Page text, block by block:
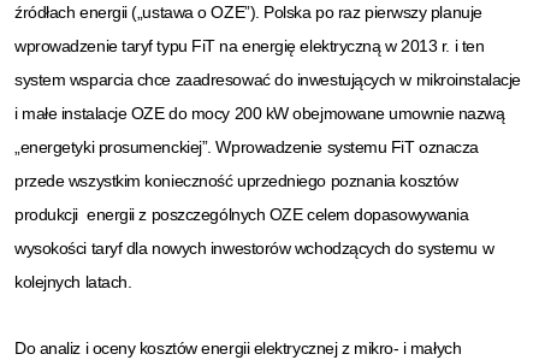
źródłach energii („ustawa o OZE”). Polska po raz pierwszy planuje
wprowadzenie taryf typu FiT na energię elektryczną w 2013 r. i ten
system wsparcia chce zaadresować do inwestujących w mikroinstalacje
i małe instalacje OZE do mocy 200 kW obejmowane umownie nazwą
„energetyki prosumenckiej”. Wprowadzenie systemu FiT oznacza
przede wszystkim konieczność uprzedniego poznania kosztów
produkcji energii z poszczególnych OZE celem dopasowywania
wysokości taryf dla nowych inwestorów wchodzących do systemu w
kolejnych latach.
Do analiz i oceny kosztów energii elektrycznej z mikro- i małych